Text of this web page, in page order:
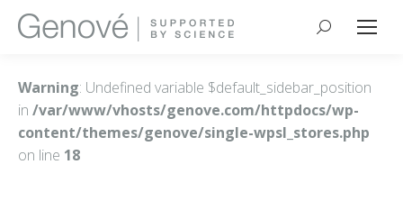
Buscar:
Warning: Undefined variable $default_sidebar_position
in /var/www/vhosts/genove.com/httpdocs/wp-
content/themes/genove/single-wpsl_stores.php
on line 18